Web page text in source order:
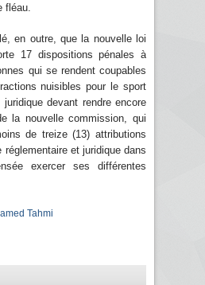
fléau.
en outre, que la nouvelle loi
17 dispositions pénales à
qui se rendent coupables
nuisibles pour le sport
devant rendre encore
la nouvelle commission, qui
de treize (13) attributions
réglementaire et juridique dans
exercer ses différentes
Tahmi